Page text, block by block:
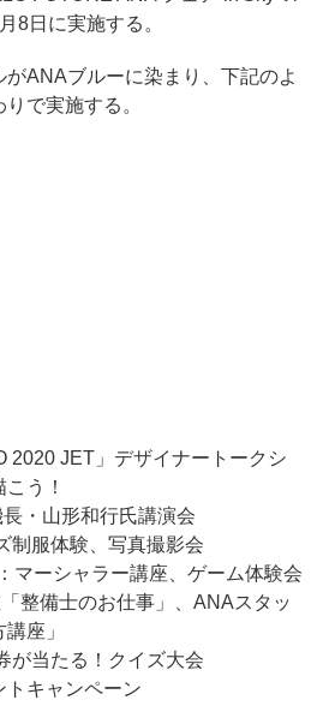
8日に実施する。
ANAブルーに染まり、下記のよ
で実施する。
2020 JET」デザイナートークシ
う！
・山形和行氏講演会
制服体験、写真撮影会
マーシャラー講座、ゲーム体験会
整備士のお仕事」、ANAスタッ
座」
が当たる！クイズ大会
トキャンペーン